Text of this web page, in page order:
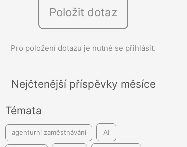
Položit dotaz
Pro položení dotazu je nutné se přihlásit.
Nejčtenější příspěvky měsíce
Témata
agenturní zaměstnávání AI